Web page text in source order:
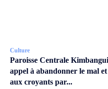
Culture
Paroisse Centrale
appel à abandonner le mal
aux croyants par...